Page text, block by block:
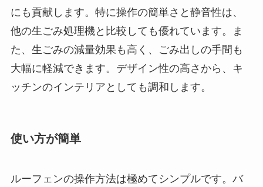
にも貢献します。特に操作の簡単さと静音性は、
他の生ごみ処理機と比較しても優れています。ま
た、生ごみの減量効果も高く、ごみ出しの手間も
大幅に軽減できます。デザイン性の高さから、キ
ッチンのインテリアとしても調和します。
使い方が簡単
ルーフェンの操作方法は極めてシンプルです。バ